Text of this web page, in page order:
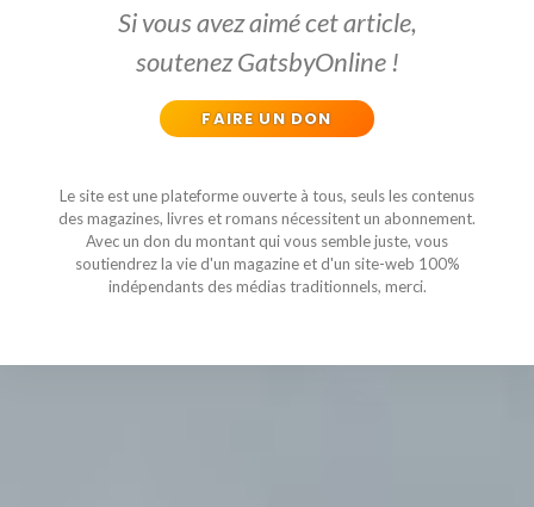
Si vous avez aimé cet article,
soutenez GatsbyOnline !
FAIRE UN DON
Le site est une plateforme ouverte à tous, seuls les contenus
des magazines, livres et romans nécessitent un abonnement.
Avec un don du montant qui vous semble juste, vous
soutiendrez la vie d'un magazine et d'un site-web 100%
indépendants des médias traditionnels, merci.